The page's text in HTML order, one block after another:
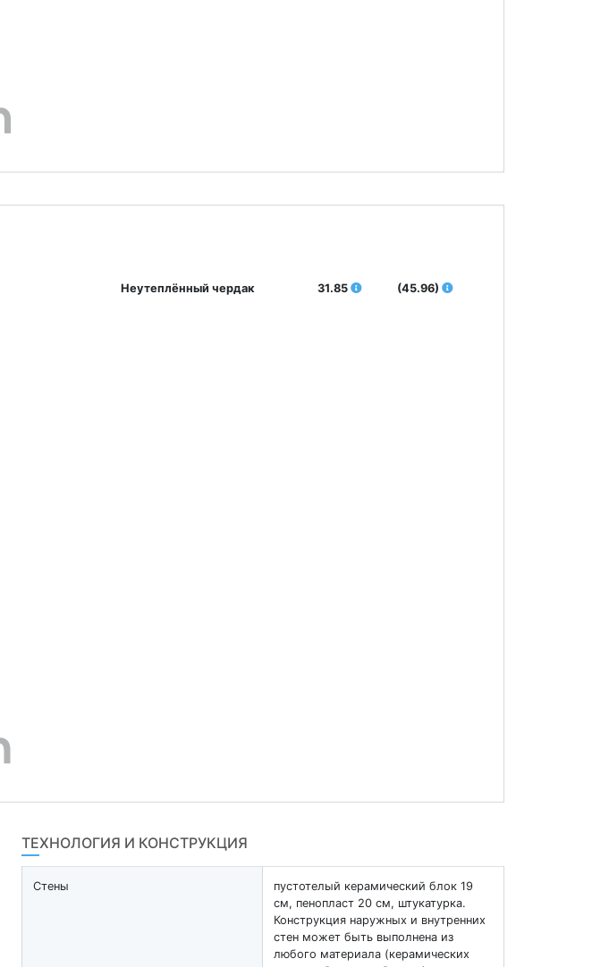
Неутеплённый чердак 31.85 (45.96)
ТЕХНОЛОГИЯ И КОНСТРУКЦИЯ
Стены
пустотелый керамический блок 19
см, пенопласт 20 см, штукатурка.
Конструкция наружных и внутренних
стен может быть выполнена из
любого материала (керамических